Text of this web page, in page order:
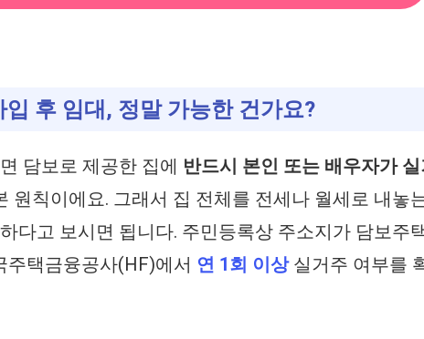
입 후 임대, 정말 가능한 건가요?
담보로 제공한 집에 반드시 본인 또는 배우자가
원칙이에요. 그래서 집 전체를 전세나 월세로 내놓
하다고 보시면 됩니다. 주민등록상 주소지가 담보주
주택금융공사(HF)에서 연 1회 이상실거주 여부를